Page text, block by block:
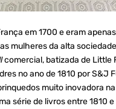
em 1700 e eram
mulheres da alta
comercial, batizada de Little
no ano de 1810 por S&J
muito inovadora
série de livros entre 1810 e